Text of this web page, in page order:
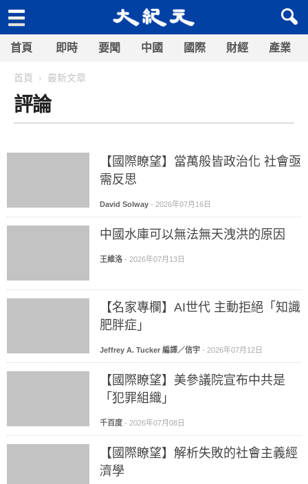
首頁 即時 要聞 中國 國際 財經 產業
首頁 最新文章
評論
【國際瞭望】當萬般皆政治化 社會亟
需反思
David Solway - 2026年07月16日
中國水庫可以無法無天洩洪的原因
王維洛 - 2026年07月13日
【名家專欄】AI世代 主動拒絕「知識
肥胖症」
Jeffrey A. Tucker 編譯／信宇 - 2026年07月12日
【國際瞭望】美參議院宣布中共是
「犯罪組織」
千百度 - 2026年07月08日
【國際瞭望】解析失敗的社會主義經
濟學